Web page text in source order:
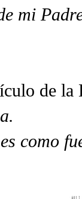
mi
de la
como